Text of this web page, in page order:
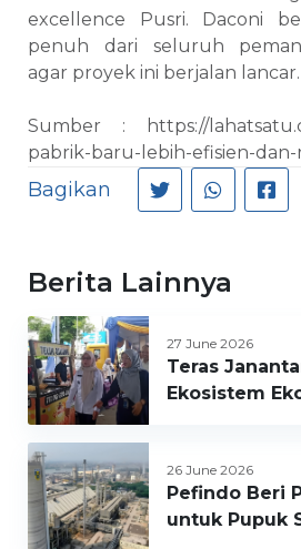
excellence Pusri. Daconi
penuh dari seluruh
agar proyek ini berjalan lancar.
Sumber : https://
pabrik-baru-lebih-efisien-
Bagikan
Berita Lainnya
27 June 2026
Teras
Ekosistem
26 June 2026
Pefindo Beri
untuk Pupuk